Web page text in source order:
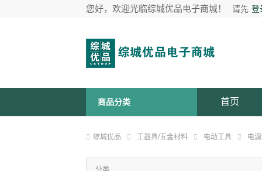
您好，欢迎光临综城优品电子商城！ 请先 登
商品分类 首页
综城优品 工器具/五金材料 电动工具 电